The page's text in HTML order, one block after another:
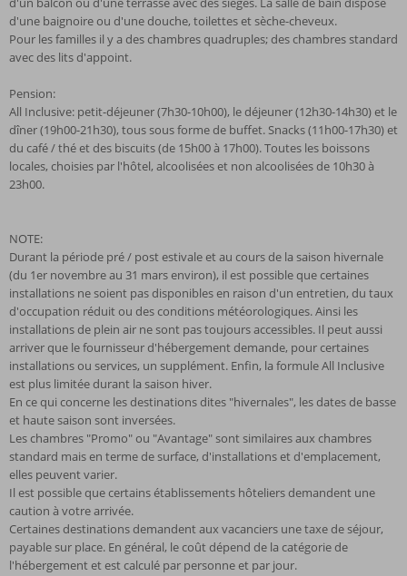
d'une baignoire ou d'une douche, toilettes et sèche-cheveux.
Pour les familles il y a des chambres quadruples; des chambres standard
avec des lits d'appoint.
Pension:
All Inclusive: petit-déjeuner (7h30-10h00), le déjeuner (12h30-14h30) et le
dîner (19h00-21h30), tous sous forme de buffet. Snacks (11h00-17h30) et
du café / thé et des biscuits (de 15h00 à 17h00). Toutes les boissons
locales, choisies par l'hôtel, alcoolisées et non alcoolisées de 10h30 à
23h00.
NOTE:
Durant la période pré / post estivale et au cours de la saison hivernale
(du 1er novembre au 31 mars environ), il est possible que certaines
installations ne soient pas disponibles en raison d'un entretien, du taux
d'occupation réduit ou des conditions météorologiques. Ainsi les
installations de plein air ne sont pas toujours accessibles. Il peut aussi
arriver que le fournisseur d'hébergement demande, pour certaines
installations ou services, un supplément. Enfin, la formule All Inclusive
est plus limitée durant la saison hiver.
En ce qui concerne les destinations dites "hivernales", les dates de basse
et haute saison sont inversées.
Les chambres "Promo" ou "Avantage" sont similaires aux chambres
standard mais en terme de surface, d'installations et d'emplacement,
elles peuvent varier.
Il est possible que certains établissements hôteliers demandent une
caution à votre arrivée.
Certaines destinations demandent aux vacanciers une taxe de séjour,
payable sur place. En général, le coût dépend de la catégorie de
l'hébergement et est calculé par personne et par jour.